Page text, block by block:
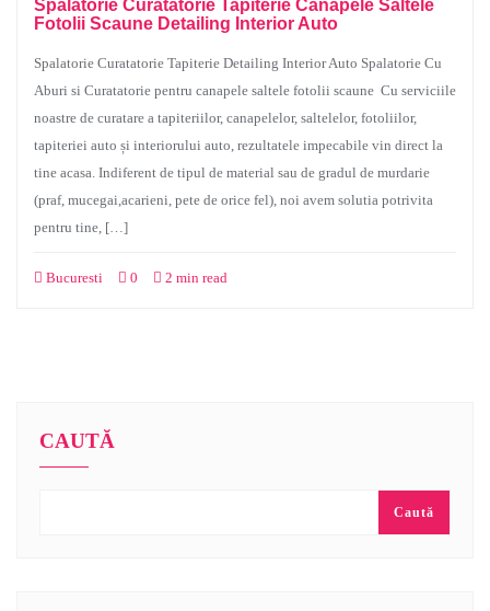
Spalatorie Curatatorie Tapiterie Canapele Saltele
Fotolii Scaune Detailing Interior Auto
Spalatorie Curatatorie Tapiterie Detailing Interior Auto Spalatorie Cu
Aburi si Curatatorie pentru canapele saltele fotolii scaune Cu serviciile
noastre de curatare a tapiteriilor, canapelelor, saltelelor, fotoliilor,
tapiteriei auto și interiorului auto, rezultatele impecabile vin direct la
tine acasa. Indiferent de tipul de material sau de gradul de murdarie
(praf, mucegai,acarieni, pete de orice fel), noi avem solutia potrivita
pentru tine, […]
Bucuresti 0 2 min read
CAUTĂ
Caută